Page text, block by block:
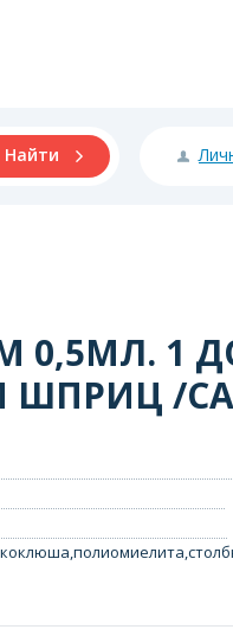
Найти
0,5МЛ. 1
ШПРИЦ /